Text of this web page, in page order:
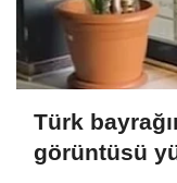
Türk
görüntüsü